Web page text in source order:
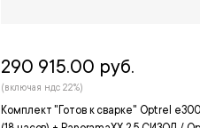
Комплект "Готов к сварке" Optrel
290 915.00 руб.
(включая ндс 22%)